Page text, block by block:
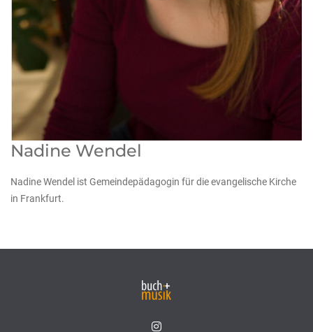
Nadine Wendel
Nadine Wendel ist Gemeindepädagogin für die evangelische Kirche
in Frankfurt.